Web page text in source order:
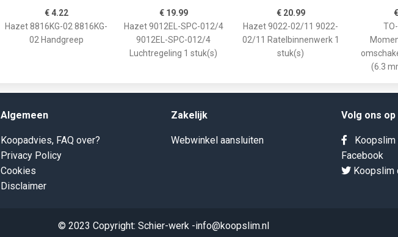
€ 4.22
Hazet 8816KG-02 8816KG-
02 Handgreep
€ 19.99
Hazet 9012EL-SPC-012/4
9012EL-SPC-012/4
Luchtregeling 1 stuk(s)
€ 20.99
Hazet 9022-02/11 9022-
02/11 Ratelbinnenwerk 1
stuk(s)
(6.3
Algemeen
Koopadvies, FAQ over?
Privacy Policy
Cookies
Disclaimer
Zakelijk
Webwinkel aansluiten
Volg ons op
Koopslim
Facebook
Koopslim
© 2023 Copyright: Schier-werk -info@koopslim.nl